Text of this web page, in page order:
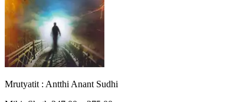
Mrutyatit : Antthi Anant Sudhi